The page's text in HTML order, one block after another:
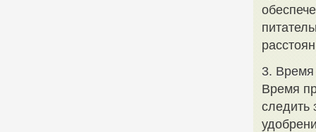
3. Время
Время
следить